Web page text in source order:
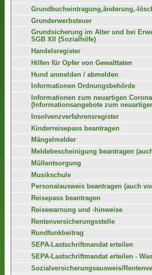
Grundbucheintragung,änderung,-
Grunderwerbsteuer
Grundsicherung im Alter und bei
SGB XII (Sozialhilfe)
Handelsregister
Hilfen für Opfer von Gewalttaten
Hund anmelden / abmelden
Informationen Ordnungsbehörde
Informationen zum neuartigen
(Informationsangebote zum
Insolvenzverfahrensregister
Kinderreisepass beantragen
Mängelmelder
Meldebescheinigung beantragen
Müllentsorgung
Musikschule
Personalausweis beantragen (auch
Reisepass beantragen
Reisewarnung und -hinweise
Rentenversicherungsstelle
Rundfunkbeitrag
SEPA-Lastschriftmandat erteilen
SEPA-Lastschriftmandat erteilen -
Sozialversicherungsausweis/